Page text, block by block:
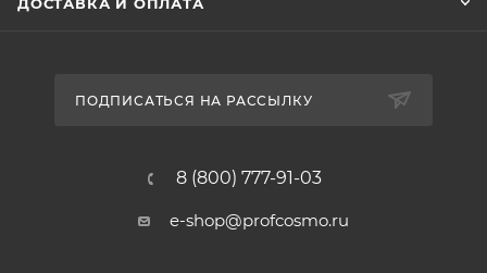
ПОДПИСАТЬСЯ НА РАССЫЛКУ
8 (800) 777-91-03
e-shop@profcosmo.ru